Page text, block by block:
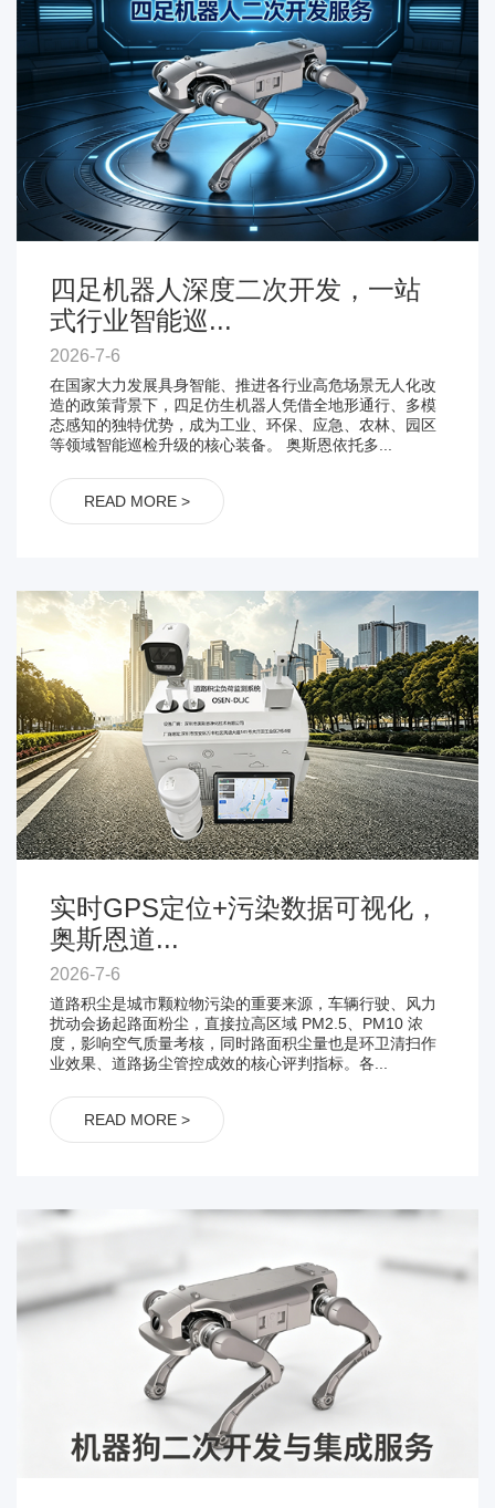
四足机器人深度二次开发，一站
式行业智能巡...
2026-7-6
在国家大力发展具身智能、推进各行业高危场景无人化改
造的政策背景下，四足仿生机器人凭借全地形通行、多模
态感知的独特优势，成为工业、环保、应急、农林、园区
等领域智能巡检升级的核心装备。 奥斯恩依托多...
READ MORE >
实时GPS定位+污染数据可视化，
奥斯恩道...
2026-7-6
道路积尘是城市颗粒物污染的重要来源，车辆行驶、风力
扰动会扬起路面粉尘，直接拉高区域 PM2.5、PM10 浓
度，影响空气质量考核，同时路面积尘量也是环卫清扫作
业效果、道路扬尘管控成效的核心评判指标。各...
READ MORE >